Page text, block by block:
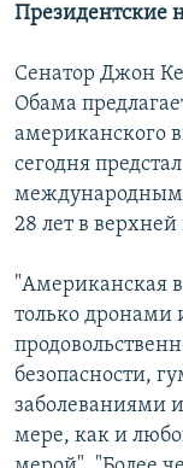
Президентские
Сенатор Джон
Обама
американского
сегодня
международным
28 лет в
"Американская
только дронами
безопасности,
заболеваниями
мере, как и